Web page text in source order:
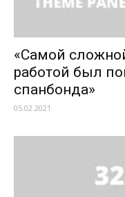
«Самой
работой был
спанбонда»
05.02.2021